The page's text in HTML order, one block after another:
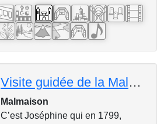
Visite guidée de la Malmaison
Malmaison
C’est Joséphine qui en 1799,